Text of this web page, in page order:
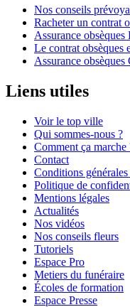
Nos conseils
Racheter un contrat
Assurance
Le contrat obsèques
Assurance
Liens utiles
Voir le top ville
Qui sommes-nous ?
Comment ça marche
Contact
Conditions
Politique de
Mentions légales
Actualités
Nos vidéos
Nos conseils fleurs
Tutoriels
Espace Pro
Metiers du funéraire
Écoles de formation
Espace Presse